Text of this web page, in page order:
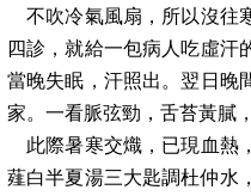
不吹冷氣風扇，所以沒往
四診，就給一包病人吃虛汗
當晚失眠，汗照出。翌日晚
家。一看脈弦勁，舌苔黃膩
此際暑寒交熾，已現血熱
薤白半夏湯三大匙調杜仲水